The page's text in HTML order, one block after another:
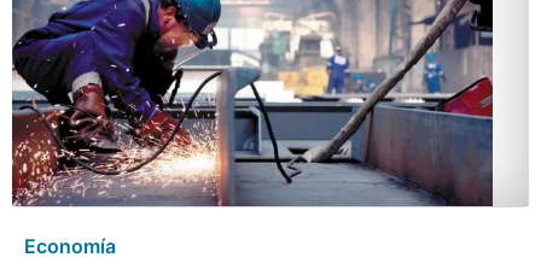
Economía